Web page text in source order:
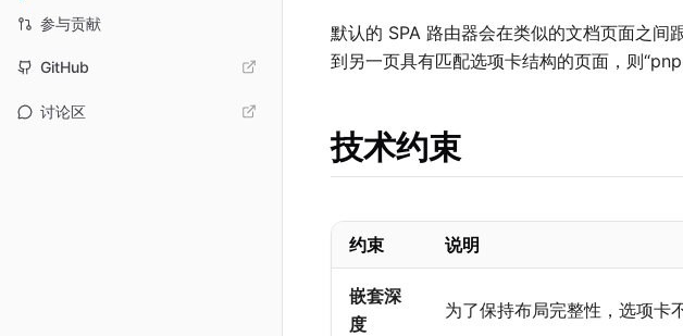
参与贡献
GitHub
讨论区
默认的 SPA 路由器会在类似的文档页面之间
到另一页具有匹配选项卡结构的页面，则
技术约束
约束 说明
嵌套深
度
为了保持布局完整性，选项卡